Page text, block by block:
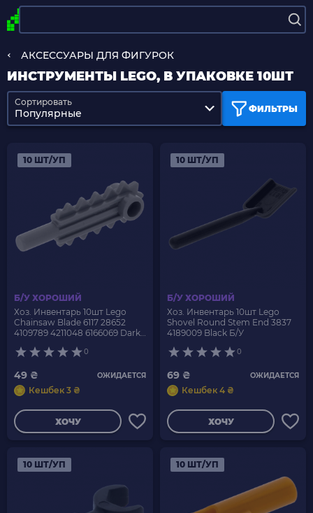
АКСЕССУАРЫ ДЛЯ ФИГУРОК
ИНСТРУМЕНТЫ LEGO, В УПАКОВКЕ 10ШТ
ФИЛЬТРЫ
Сортировать
Популярные
10 ШТ/УП
Б/У ХОРОШИЙ
Хоз. Инвентарь 10шт Lego
Chainsaw Blade 6117 28652
4109789 4211048 6166069 Dark
0
49 ₴ ОЖИДАЕТСЯ
Кешбек 3 ₴
ХОЧУ
10 ШТ/УП
Б/У ХОРОШИЙ
Хоз. Инвентарь 10шт Lego
Shovel Round Stem End 3837
4189009 Black Б/У
0
69 ₴ ОЖИДАЕТСЯ
Кешбек 4 ₴
ХОЧУ
10 ШТ/УП 10 ШТ/УП